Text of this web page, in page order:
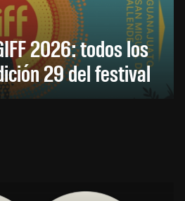
2026: todos los
29 del festival